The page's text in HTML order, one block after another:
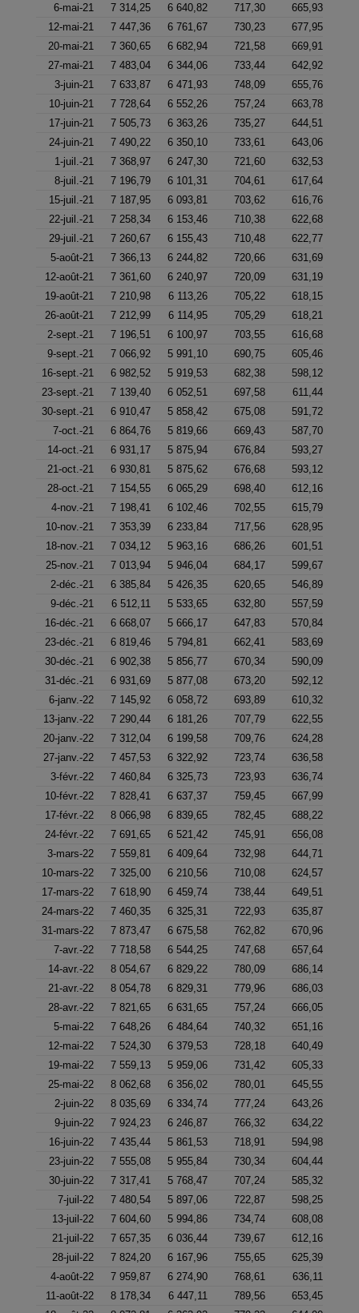
6-mai-21
7 314,25 6 640,82 717,30
665,93
12-mai-21
7 447,36 6 761,67 730,23
677,95
20-mai-21
7 360,65 6 682,94 721,58
669,91
27-mai-21
7 483,04 6 344,06 733,44
642,92
3-juin-21
7 633,87 6 471,93 748,09
655,76
10-juin-21
7 728,64 6 552,26 757,24
663,78
17-juin-21
7 505,73 6 363,26 735,27
644,51
24-juin-21
7 490,22 6 350,10 733,61
643,06
1-juil.-21
7 368,97 6 247,30 721,60
632,53
8-juil.-21
7 196,79 6 101,31 704,61
617,64
15-juil.-21
7 187,95 6 093,81 703,62
616,76
22-juil.-21
7 258,34 6 153,46 710,38
622,68
29-juil.-21
7 260,67 6 155,43 710,48
622,77
5-août-21
7 366,13 6 244,82 720,66
631,69
12-août-21
7 361,60 6 240,97 720,09
631,19
19-août-21
7 210,98 6 113,26 705,22
618,15
26-août-21
7 212,99 6 114,95 705,29
618,21
2-sept.-21
7 196,51 6 100,97 703,55
616,68
9-sept.-21
7 066,92 5 991,10 690,75
605,46
16-sept.-21
6 982,52 5 919,53 682,38
598,12
23-sept.-21
7 139,40 6 052,51 697,58
611,44
30-sept.-21
6 910,47 5 858,42 675,08
591,72
7-oct.-21
6 864,76 5 819,66 669,43
587,70
14-oct.-21
6 931,17 5 875,94 676,84
593,27
21-oct.-21
6 930,81 5 875,62 676,68
593,12
28-oct.-21
7 154,55 6 065,29 698,40
612,16
4-nov.-21
7 198,41 6 102,46 702,55
615,79
10-nov.-21
7 353,39 6 233,84 717,56
628,95
18-nov.-21
7 034,12 5 963,16 686,26
601,51
25-nov.-21
7 013,94 5 946,04 684,17
599,67
2-déc.-21
6 385,84 5 426,35 620,65
546,89
9-déc.-21
6 512,11 5 533,65 632,80
557,59
16-déc.-21
6 668,07 5 666,17 647,83
570,84
23-déc.-21
6 819,46 5 794,81 662,41
583,69
30-déc.-21
6 902,38 5 856,77 670,34
590,09
31-déc.-21
6 931,69 5 877,08 673,20
592,12
6-janv.-22
7 145,92 6 058,72 693,89
610,32
13-janv.-22
7 290,44 6 181,26 707,79
622,55
20-janv.-22
7 312,04 6 199,58 709,76
624,28
27-janv.-22
7 457,53 6 322,92 723,74
636,58
3-févr.-22
7 460,84 6 325,73 723,93
636,74
10-févr.-22
7 828,41 6 637,37 759,45
667,99
17-févr.-22
8 066,98 6 839,65 782,45
688,22
24-févr.-22
7 691,65 6 521,42 745,91
656,08
3-mars-22
7 559,81 6 409,64 732,98
644,71
10-mars-22
7 325,00 6 210,56 710,08
624,57
17-mars-22
7 618,90 6 459,74 738,44
649,51
24-mars-22
7 460,35 6 325,31 722,93
635,87
31-mars-22
7 873,47 6 675,58 762,82
670,96
7-avr.-22
7 718,58 6 544,25 747,68
657,64
14-avr.-22
8 054,67 6 829,22 780,09
686,14
21-avr.-22
8 054,78 6 829,31 779,96
686,03
28-avr.-22
7 821,65 6 631,65 757,24
666,05
5-mai-22
7 648,26 6 484,64 740,32
651,16
12-mai-22
7 524,30 6 379,53 728,18
640,49
19-mai-22
7 559,13 5 959,06 731,42
605,33
25-mai-22
8 062,68 6 356,02 780,01
645,55
2-juin-22
8 035,69 6 334,74 777,24
643,26
9-juin-22
7 924,23 6 246,87 766,32
634,22
16-juin-22
7 435,44 5 861,53 718,91
594,98
23-juin-22
7 555,08 5 955,84 730,34
604,44
30-juin-22
7 317,41 5 768,47 707,24
585,32
7-juil-22
7 480,54 5 897,06 722,87
598,25
13-juil-22
7 604,60 5 994,86 734,74
608,08
21-juil-22
7 657,35 6 036,44 739,67
612,16
28-juil-22
7 824,20 6 167,96 755,65
625,39
4-août-22
7 959,87 6 274,90 768,61
636,11
11-août-22
8 178,34 6 447,11 789,56
653,45